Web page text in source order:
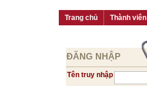
Trang chủ Thành viên
ĐĂNG NHẬP
Tên truy nhập